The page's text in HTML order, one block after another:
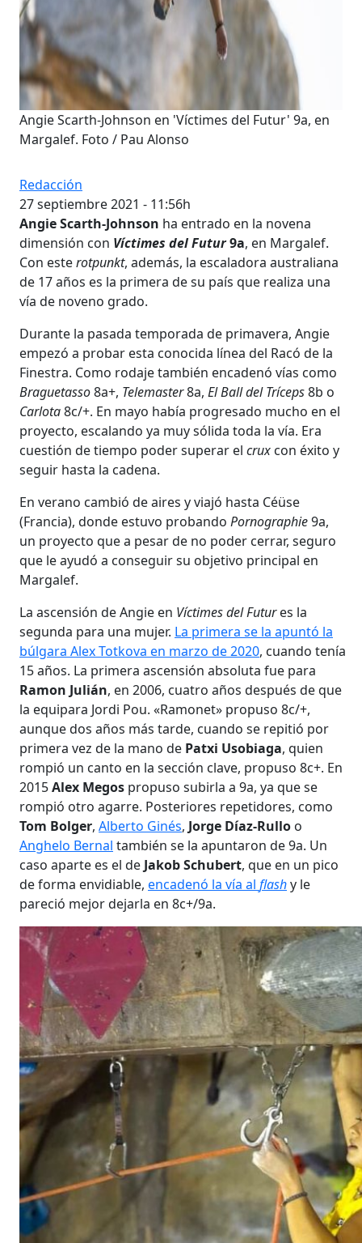
Angie Scarth-Johnson en 'Víctimes del Futur' 9a, en
Margalef. Foto / Pau Alonso
Redacción
27 septiembre 2021 - 11:56h
Angie Scarth-Johnson ha entrado en la novena
dimensión con Víctimes del Futur9a, en Margalef.
Con esterotpunkt, además, la escaladora australiana
de 17 años es la primera de su país que realiza una
vía de noveno grado.
Durante la pasada temporada de primavera, Angie
empezó a probar esta conocida línea del Racó de la
Finestra. Como rodaje también encadenó vías como
Braguetasso8a+, Telemaster8a, El Ball del Tríceps8b o
Carlota8c/+. En mayo había progresado mucho en el
proyecto, escalando ya muy sólida toda la vía. Era
cuestión de tiempo poder superar el crux con éxito y
seguir hasta la cadena.
En verano cambió de aires y viajó hasta Céüse
(Francia), donde estuvo probando Pornographie9a,
un proyecto que a pesar de no poder cerrar, seguro
que le ayudó a conseguir su objetivo principal en
Margalef.
La ascensión de Angie en Víctimes del Futures la
segunda para una mujer. La primera se la apuntó la
búlgara Alex Totkova en marzo de 2020, cuando tenía
15 años. La primera ascensión absoluta fue para
Ramon Julián, en 2006, cuatro años después de que
la equipara Jordi Pou. «Ramonet» propuso 8c/+,
aunque dos años más tarde, cuando se repitió por
primera vez de la mano de Patxi Usobiaga, quien
rompió un canto en la sección clave, propuso 8c+. En
2015Alex Megos propuso subirla a 9a, ya que se
rompió otro agarre. Posteriores repetidores, como
Tom Bolger, Alberto Ginés, Jorge Díaz-Rullo o
Anghelo Bernal también se la apuntaron de 9a. Un
caso aparte es el de Jakob Schubert, que en un pico
de forma envidiable, encadenó la vía al flashy le
pareció mejor dejarla en 8c+/9a.